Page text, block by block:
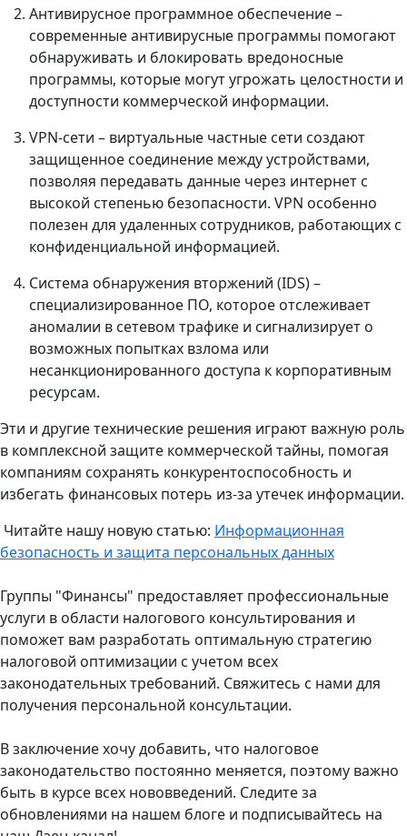
Антивирусное программное обеспечение –
современные антивирусные программы помогают
обнаруживать и блокировать вредоносные
программы, которые могут угрожать целостности и
доступности коммерческой информации.
VPN-сети – виртуальные частные сети создают
защищенное соединение между устройствами,
позволяя передавать данные через интернет с
высокой степенью безопасности. VPN особенно
полезен для удаленных сотрудников, работающих с
конфиденциальной информацией.
Система обнаружения вторжений (IDS) –
специализированное ПО, которое отслеживает
аномалии в сетевом трафике и сигнализирует о
возможных попытках взлома или
несанкционированного доступа к корпоративным
ресурсам.
Эти и другие технические решения играют важную роль
в комплексной защите коммерческой тайны, помогая
компаниям сохранять конкурентоспособность и
избегать финансовых потерь из-за утечек информации.
Читайте нашу новую статью: Информационная
безопасность и защита персональных данных
Группы "Финансы" предоставляет профессиональные
услуги в области налогового консультирования и
поможет вам разработать оптимальную стратегию
налоговой оптимизации с учетом всех
законодательных требований. Свяжитесь с нами для
получения персональной консультации.
В заключение хочу добавить, что налоговое
законодательство постоянно меняется, поэтому важно
быть в курсе всех нововведений. Следите за
обновлениями на нашем блоге и подписывайтесь на